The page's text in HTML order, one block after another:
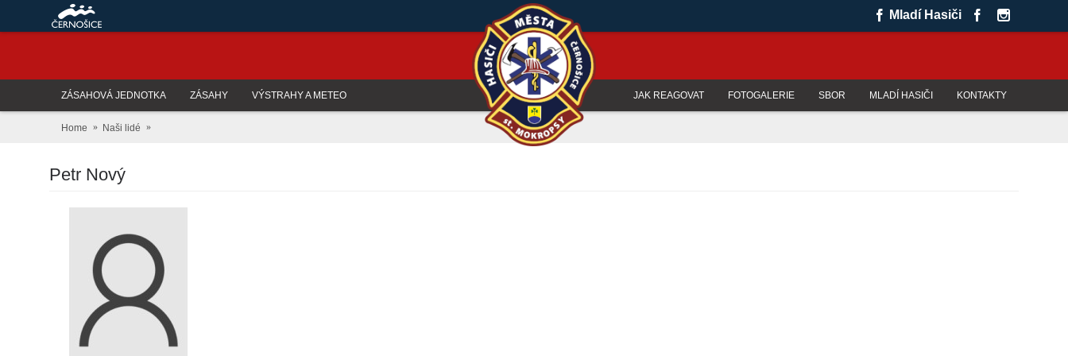
Mladí Hasiči
ZÁSAHOVÁ JEDNOTKA ZÁSAHY VÝSTRAHY A METEO KONTAKTY
MLADÍ HASIČI
SBOR
FOTOGALERIE
JAK REAGOVAT
Home Naši lidé
Petr Nový